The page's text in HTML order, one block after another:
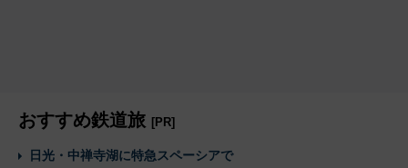
おすすめ鉄道旅 [PR]
日光・中禅寺湖に特急スペーシアで